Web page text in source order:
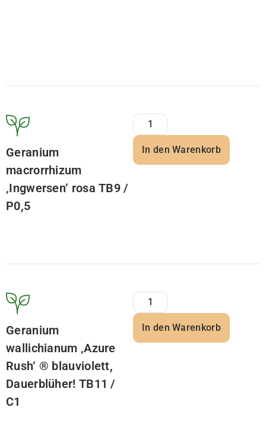
Geranium
macrorrhizum
‚Ingwersen‘ rosa TB9 /
P0,5
In den Warenkorb
Geranium
wallichianum ‚Azure
Rush‘ ® blauviolett,
Dauerblüher! TB11 /
C1
In den Warenkorb